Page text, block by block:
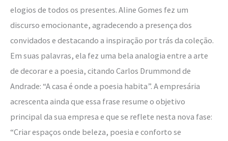
elogios de todos os presentes. Aline Gomes fez um
discurso emocionante, agradecendo a presença dos
convidados e destacando a inspiração por trás da coleção.
Em suas palavras, ela fez uma bela analogia entre a arte
de decorar e a poesia, citando Carlos Drummond de
Andrade: “A casa é onde a poesia habita”. A empresária
acrescenta ainda que essa frase resume o objetivo
principal da sua empresa e que se reflete nesta nova fase:
“Criar espaços onde beleza, poesia e conforto se